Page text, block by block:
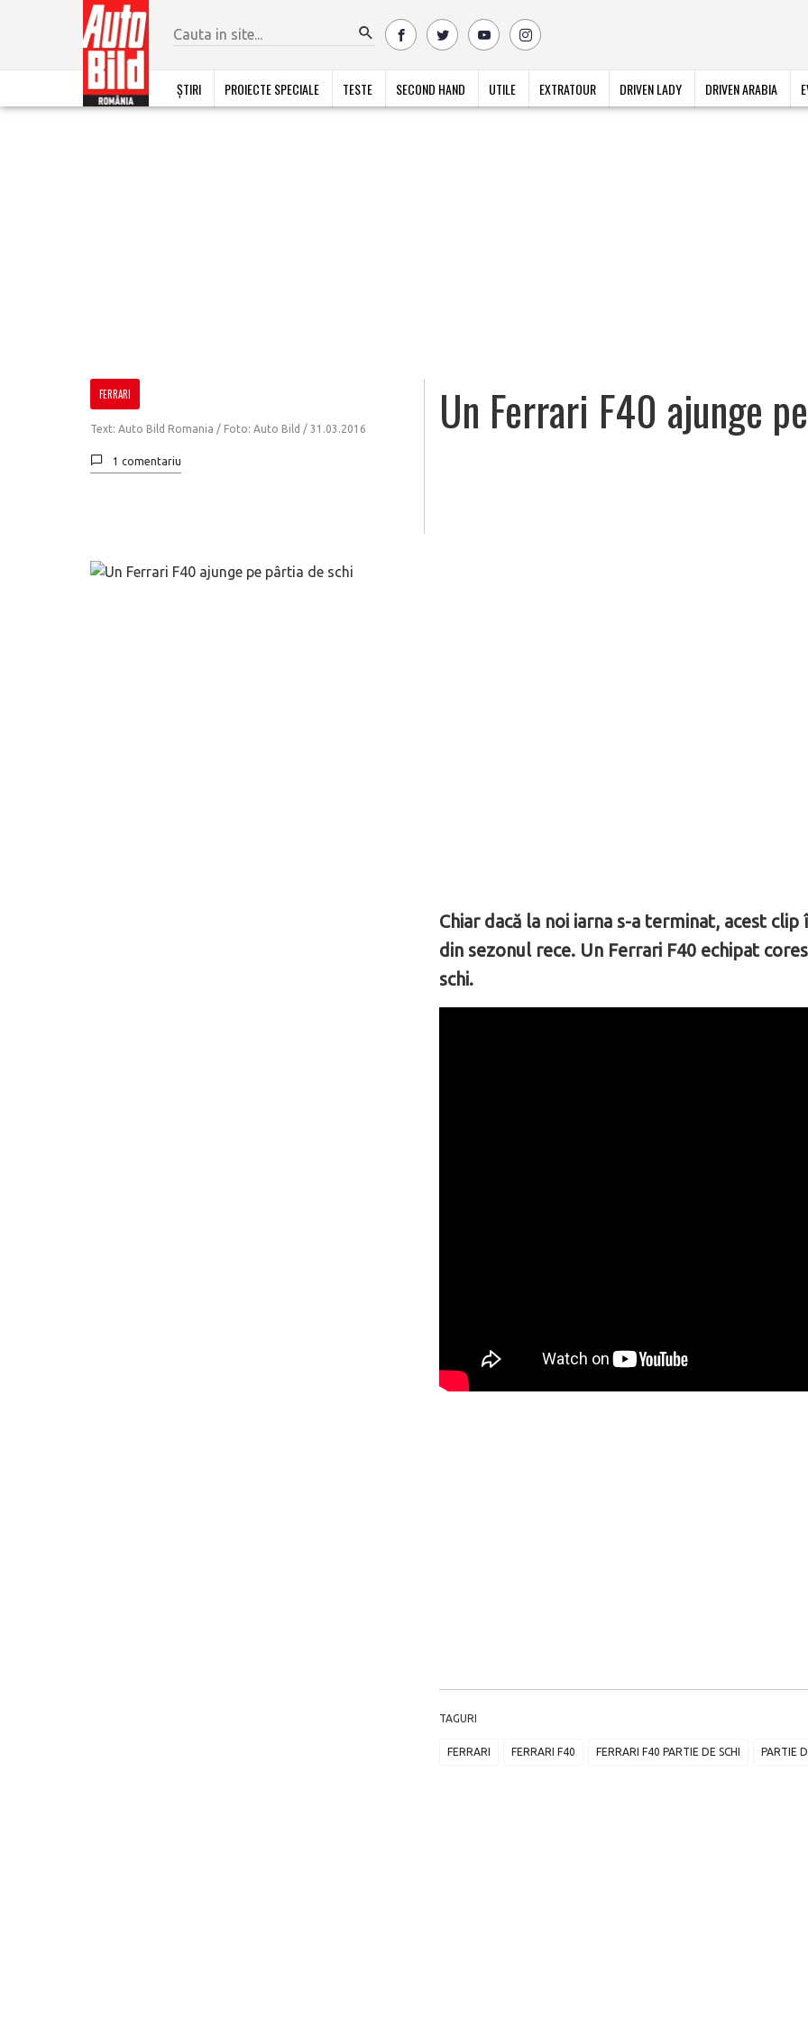
ȘTIRI PROIECTE SPECIALE TESTE SECOND HAND UTILE EXTRATOUR DRIVEN LADY DRIVEN ARABIA
FERRARI
Text: Auto Bild Romania / Foto: Auto Bild / 31.03.2016
1 comentariu
Un Ferrari F40 ajunge
Chiar dacă la noi iarna s-a terminat, acest
din sezonul rece. Un Ferrari F40 echipat
schi.
TAGURI
FERRARI FERRARI F40 FERRARI F40 PARTIE DE SCHI PARTIE